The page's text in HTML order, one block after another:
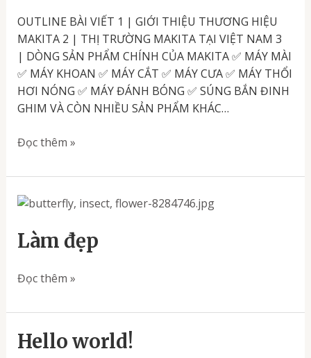
OUTLINE BÀI VIẾT 1 | GIỚI THIỆU THƯƠNG HIỆU
MAKITA 2 | THỊ TRƯỜNG MAKITA TẠI VIỆT NAM 3
| DÒNG SẢN PHẨM CHÍNH CỦA MAKITA ✅ MÁY MÀI
✅ MÁY KHOAN ✅ MÁY CẮT ✅ MÁY CƯA ✅ MÁY THỔI
HƠI NÓNG ✅ MÁY ĐÁNH BÓNG ✅ SÚNG BẮN ĐINH
GHIM VÀ CÒN NHIỀU SẢN PHẨM KHÁC…
KHÍ
HÀNG
ĐẦU
Đọc thêm »
Làm đẹp
Làm
Đọc thêm »
Hello world!
Hello